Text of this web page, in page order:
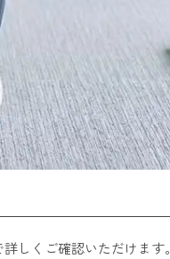
しくご確認いただけます。